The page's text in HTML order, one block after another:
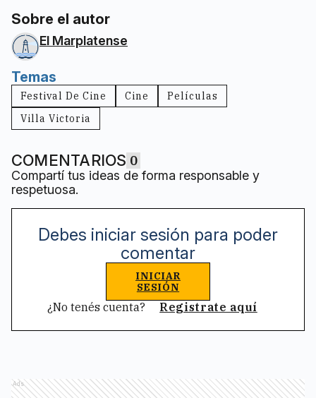
Sobre el autor
El Marplatense
Temas
Festival De Cine Cine
Películas
Villa Victoria
COMENTARIOS 0
Compartí tus ideas de forma responsable y
respetuosa.
Debes iniciar sesión para poder
comentar
INICIAR
SESIÓN
¿No tenés cuenta? Registrate aquí
Ads